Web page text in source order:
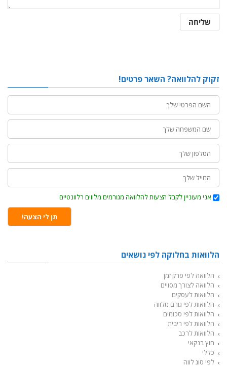
זקוק להלוואה? השאר פרטים!
שם
פרטי
שם
משפחה
טלפון
מייל
אני
מעוניינן
אני מעוניין לקבל הצעות להלוואה מגורמים מלווים רלוונטיים
תן לי הצעה!
הלוואות בחלוקה לפי נושאים
הלוואה לפי פרק זמן
הלוואה לצורך מסויים
הלוואות לעסקים
הלוואות לפי גורם מלווה
הלוואות לפי סכומים
הלוואות לפי ריבית
הלוואות לרכב
חוץ בנקאי
כללי
לפי סוג לווה